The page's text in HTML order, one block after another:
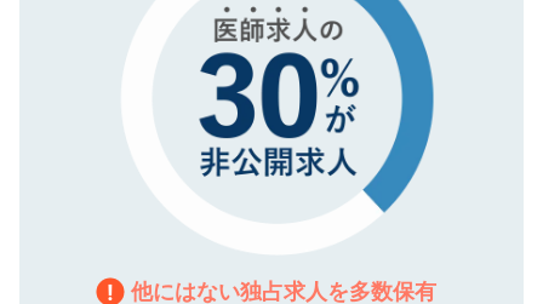
他にはない独占求人を多数保有